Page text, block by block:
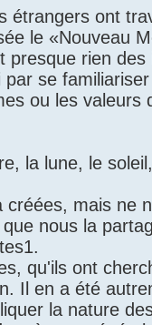
étrangers ont
le «Nouveau
rien
se
ou les valeurs
la lune, le
mais ne
nous la
qu'ils ont
Il en a été
la nature